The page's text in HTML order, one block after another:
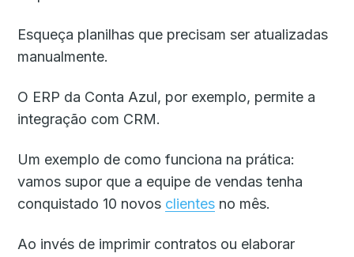
Esqueça planilhas que precisam ser atualizadas
manualmente.
O ERP da Conta Azul, por exemplo, permite a
integração com CRM.
Um exemplo de como funciona na prática:
vamos supor que a equipe de vendas tenha
conquistado 10 novos clientes no mês.
Ao invés de imprimir contratos ou elaborar